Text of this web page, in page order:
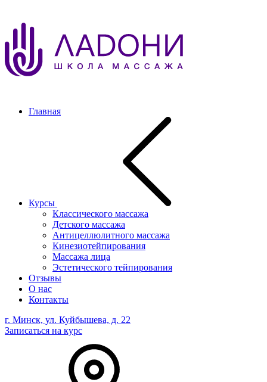
Главная
Курсы
Классического массажа
Детского массажа
Антицеллюлитного массажа
Кинезиотейпирования
Массажа лица
Эстетического тейпирования
Отзывы
О нас
Контакты
г. Минск, ул. Куйбышева, д. 22
Записаться на курс